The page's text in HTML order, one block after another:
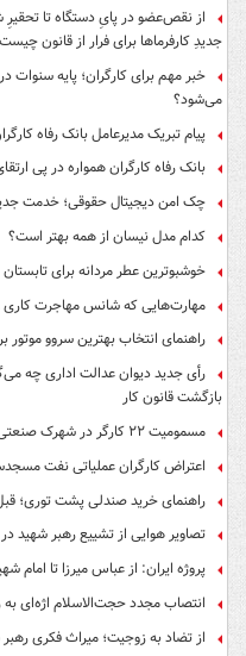
از نقص‌عضو در پایِ دستگاه تا
جدیدِ کارفرماها برای فرار از قانون
خبر مهم برای کارگران؛ پایه سنوات
می‌شود؟
پیام تبریک مدیرعامل بانک رفاه
بانک رفاه کارگران همواره در پی
چک امن دیجیتال حقوقی؛ خدمت
کدام مدل نیسان از همه بهتر است؟
خوشبوترین عطر مردانه برای تابستان
مهارت‌هایی که شانس مهاجرت کاری
راهنمای انتخاب بهترین سروو موتور
رأی جدید دیوان عدالت اداری چه
بازگشت قانون کار
مسمومیت ۲۲ کارگر در شهرک صنعتی سعیدآباد گلپایگان بر اثر نشت گاز کلر
اعتراض کارگران عملیاتی نفت
راهنمای خرید صندلی پشت توری؛
تصاویر هوایی از تشییع رهبر شهید
پروژه ایران: از عباس میرزا تا امام
انتصاب مجدد حجت‌الاسلام اژه‌ای
از تضاد به زوجیت؛ میراث فکری رهبر